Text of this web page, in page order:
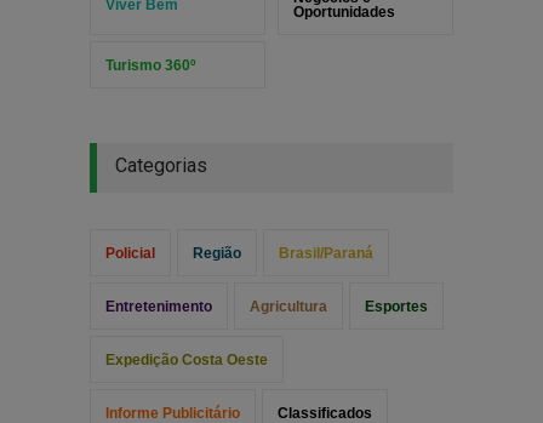
Viver Bem
Oportunidades
Turismo 360º
Categorias
Policial Região Brasil/Paraná
Entretenimento Agricultura Esportes
Expedição Costa Oeste
Informe Publicitário Classificados